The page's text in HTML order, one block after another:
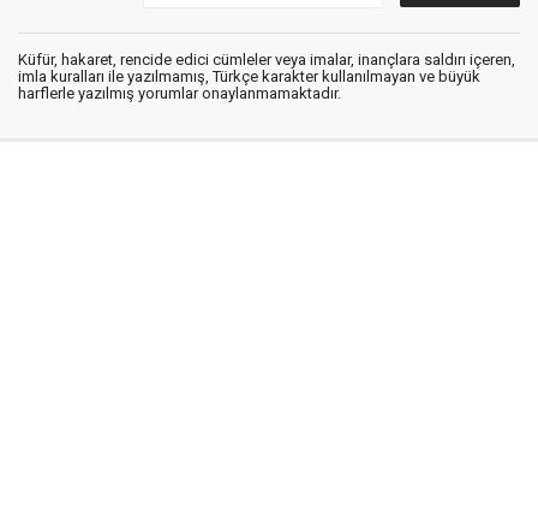
Küfür, hakaret, rencide edici cümleler veya imalar, inançlara saldırı içeren,
imla kuralları ile yazılmamış, Türkçe karakter kullanılmayan ve büyük
harflerle yazılmış yorumlar onaylanmamaktadır.